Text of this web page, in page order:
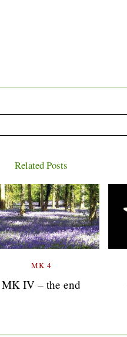
Related Posts
MK 4
MK IV – the end